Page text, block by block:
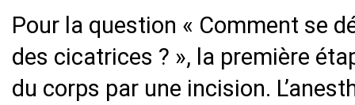
Pour la question « Comment se
des cicatrices ? », la première
du corps par une incision.